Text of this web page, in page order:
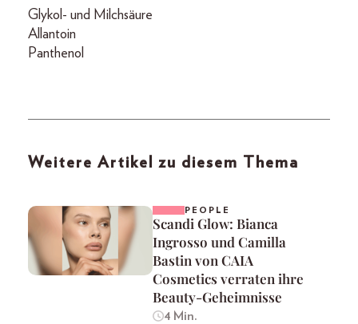
Glykol- und Milchsäure
Allantoin
Panthenol
Weitere Artikel zu diesem Thema
PEOPLE
Scandi Glow: Bianca
Ingrosso und Camilla
Bastin von CAIA
Cosmetics verraten ihre
Beauty-Geheimnisse
4 Min.